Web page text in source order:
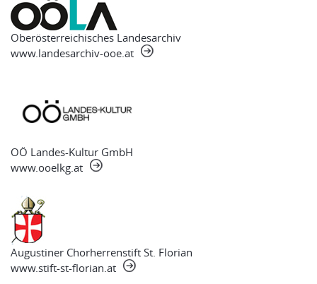
Oberösterreichisches Landesarchiv
www.landesarchiv-ooe.at
OÖ Landes-Kultur GmbH
www.ooelkg.at
Augustiner Chorherrenstift St. Florian
www.stift-st-florian.at